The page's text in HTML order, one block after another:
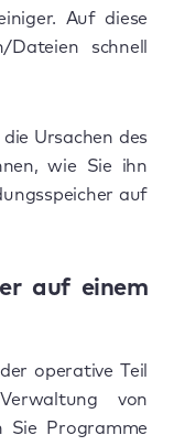
Auf diese
schnell
Ursachen des
wie Sie ihn
auf
auf einem
operative Teil
von
Sie Programme